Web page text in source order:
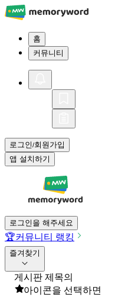
홈
커뮤니티
로그인/회원가입
앱 설치하기
로그인을 해주세요
🏆커뮤니티 랭킹
즐겨찾기
게시판 제목의
아이콘을 선택하면